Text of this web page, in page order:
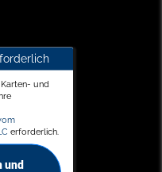
und
erforderlich.
und